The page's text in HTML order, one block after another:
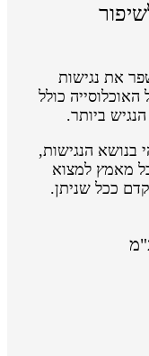
את נגישות
כולל
ביותר.
הנגישות,
מאמץ למצוא
ככל שניתן.